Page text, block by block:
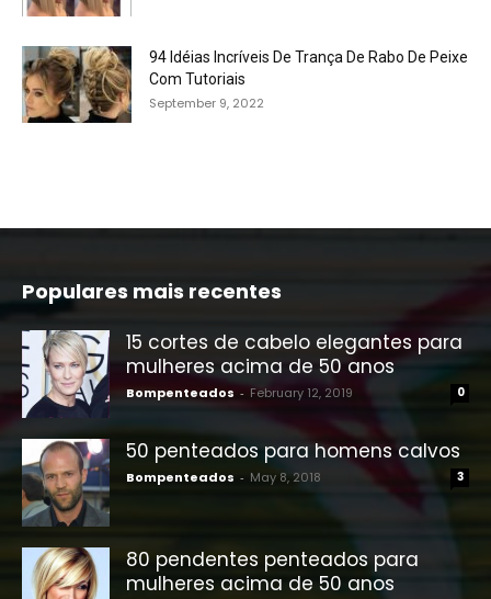
94 Idéias Incríveis De Trança De Rabo De Peixe
Com Tutoriais
September 9, 2022
Populares mais recentes
15 cortes de cabelo elegantes para
mulheres acima de 50 anos
Bompenteados - February 12, 2019 0
50 penteados para homens calvos
Bompenteados - May 8, 2018 3
80 pendentes penteados para
mulheres acima de 50 anos